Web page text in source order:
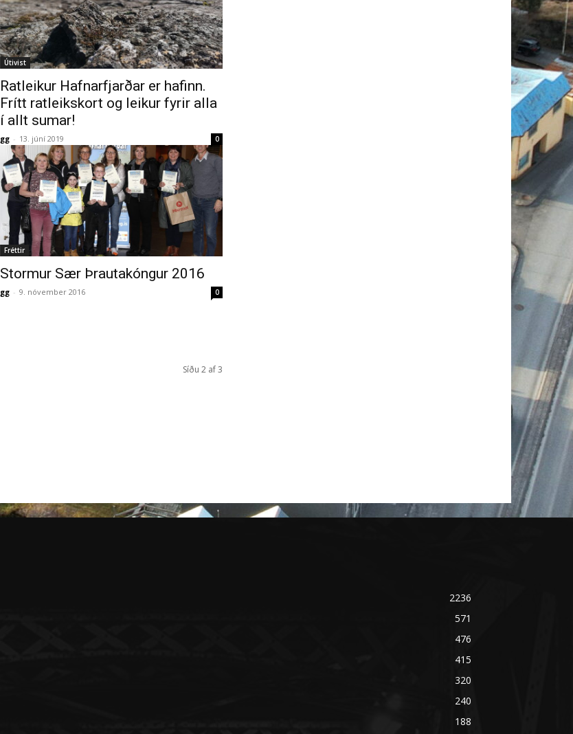
Útivist
Ratleikur Hafnarfjarðar er hafinn.
Frítt ratleikskort og leikur fyrir alla
í allt sumar!
gg - 13. júní 2019 0
Fréttir
Stormur Sær Þrautakóngur 2016
gg - 9. nóvember 2016 0
Síðu 2 af 3
2236
571
476
415
320
240
188